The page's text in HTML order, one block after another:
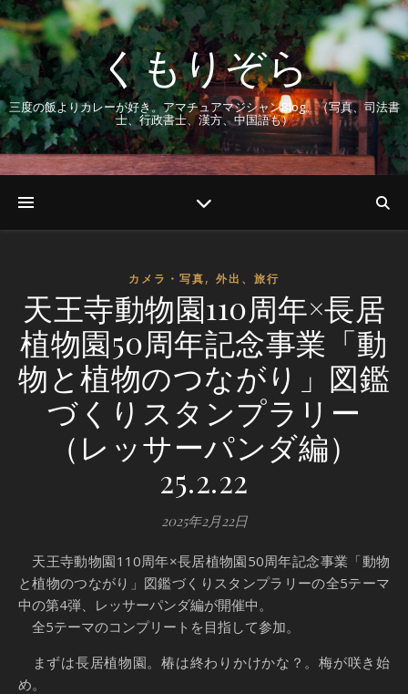
くもりぞら
三度の飯よりカレーが好き。アマチュアマジシャンBlog。（写真、司法書
士、行政書士、漢方、中国語も）
カメラ・写真, 外出、旅行
天王寺動物園110周年×長居
植物園50周年記念事業「動
物と植物のつながり」図鑑
づくりスタンプラリー
（レッサーパンダ編）
25.2.22
2025年2月22日
天王寺動物園110周年×長居植物園50周年記念事業「動物
と植物のつながり」図鑑づくりスタンプラリーの全5テーマ
中の第4弾、レッサーパンダ編が開催中。
全5テーマのコンプリートを目指して参加。
まずは長居植物園。椿は終わりかけかな？。梅が咲き始
め。